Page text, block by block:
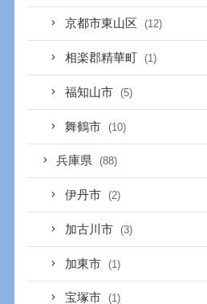
京都市東山区 (12)
相楽郡精華町 (1)
福知山市 (5)
舞鶴市 (10)
兵庫県 (88)
伊丹市 (2)
加古川市 (3)
加東市 (1)
宝塚市 (1)